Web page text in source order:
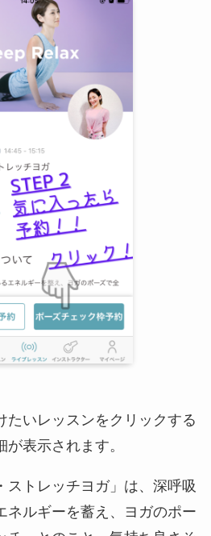
たいレッスンをクリックする
表示されます。
ストレッチヨガ」は、深呼吸
ネルギーを蓄え、ヨガのポー